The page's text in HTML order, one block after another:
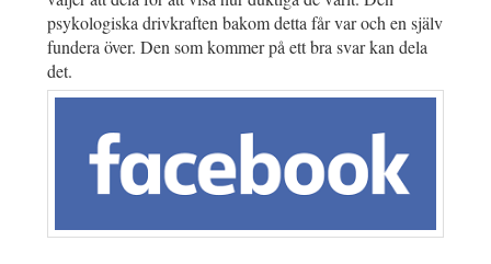
psykologiska drivkraften bakom detta får var och en själv
fundera över. Den som kommer på ett bra svar kan dela
det.